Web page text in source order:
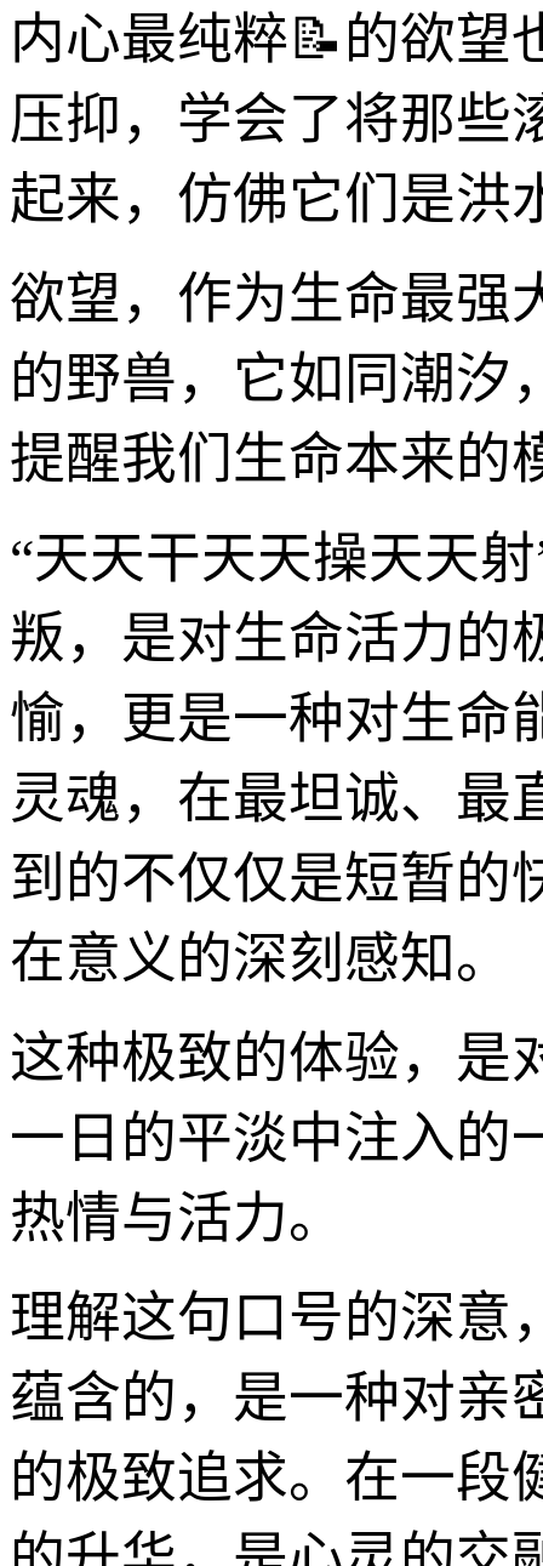
内心最纯粹📝的欲望
压抑，学会了将那些
起来，仿佛它们是洪
欲望，作为生命最强
的野兽，它如同潮汐
提醒我们生命本来的
“天天干天天操天天
叛，是对生命活力的
愉，更是一种对生命
灵魂，在最坦诚、最
到的不仅仅是短暂的
在意义的深刻感知。
这种极致的体验，是
一日的平淡中注入的
热情与活力。
理解这句口号的深意
蕴含的，是一种对亲
的极致追求。在一段